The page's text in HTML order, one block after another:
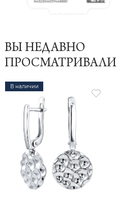
ВЫ НЕДАВНО
ПРОСМАТРИВАЛИ
В наличии